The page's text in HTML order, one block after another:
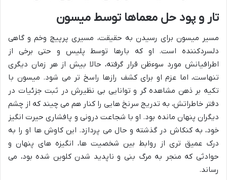
تار و پود حل معماها توسط میسون
مسیر میسون برای رسیدن به حقیقت، مسیری پرپیچ وخم و گاهی
دلسردکننده است. او که بارها توسط پلیس و حتی برخی از
اطرافیانش مورد سوءظن قرار گرفته، حالا بیش از هر زمان دیگری
تنهاست، اما عزم او برای کشف رازها راسخ تر می شود. میسون با
تکیه بر ذهن مشاهده گر و توانایی بی نظیرش در ثبت جزئیات در
دفتر خاطراتش، به تدریج سرنخ هایی را کنار هم می چیند که از چشم
دیگران پنهان مانده بود. او با شجاعت درونی و پافشاری حیرت انگیز
خود، به کنکاش در گذشته و حال می پردازد. این کاوش ها او را به
درک عمیق تری از روابط بین شخصیت ها، انگیزه های پنهان و
حوادثی که منجر به مرگ بنی و ناپدید شدن کلوین شده بود، می
رساند.